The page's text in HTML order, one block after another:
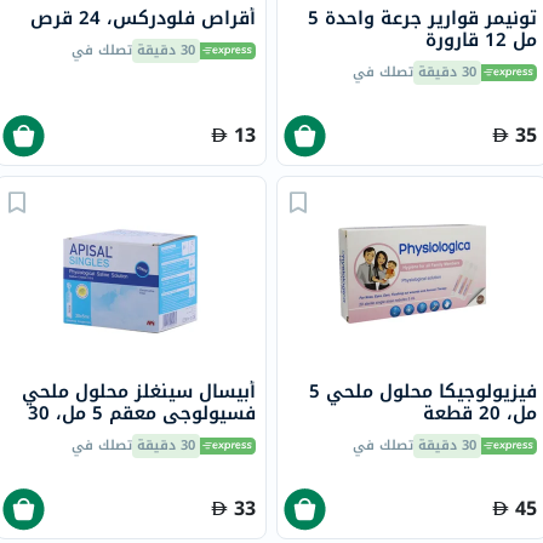
تونيمر قوارير جرعة واحدة 5
مل 12 قارورة
30 دقيقة تصلك في
35
أقراص فلودركس، 24 قرص
30 دقيقة تصلك في
13
فيزيولوجيكا محلول ملحي 5
مل، 20 قطعة
30 دقيقة تصلك في
45
أبيسال سينغلز محلول ملحي
فسيولوجي معقم 5 مل، 30
قرص 30 دقيقة تصلك في
33